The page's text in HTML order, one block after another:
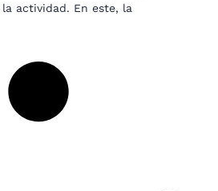
actividad. En este, la